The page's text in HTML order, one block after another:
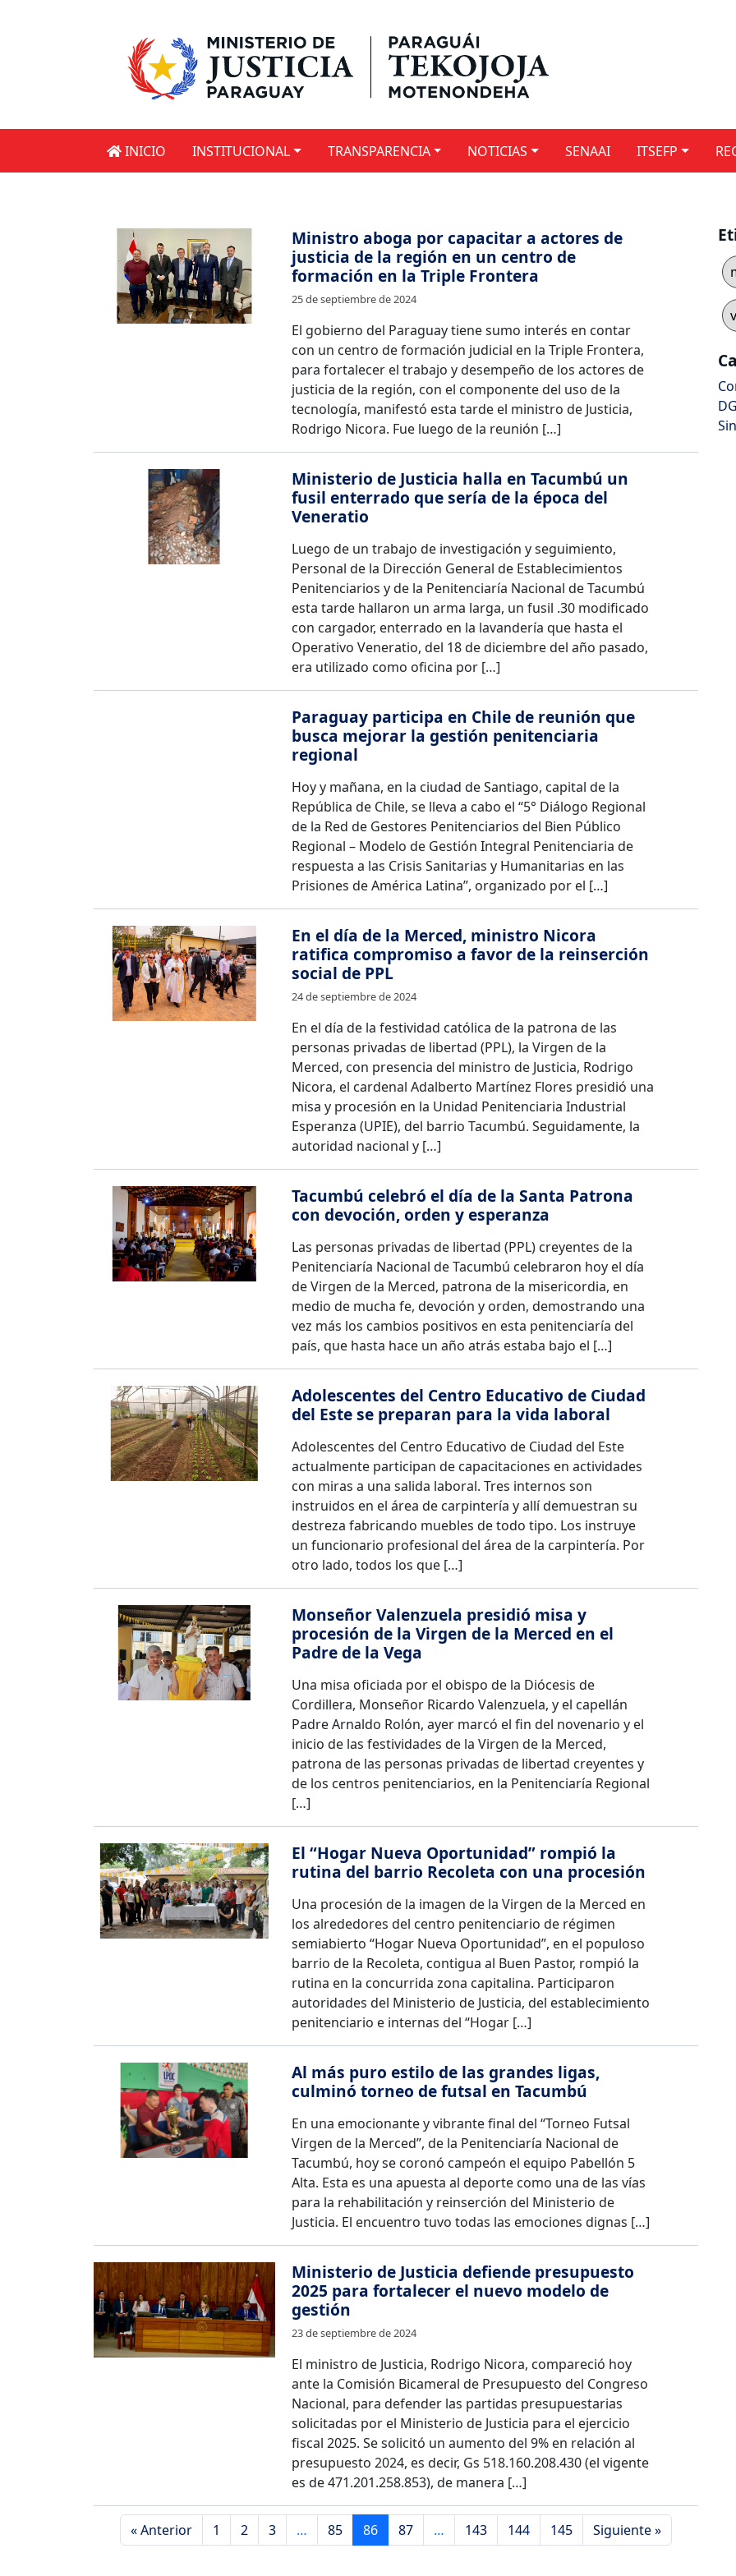
INICIO INSTITUCIONAL TRANSPARENCIA NOTICIAS SENAAI ITSEFP
Ministro aboga por capacitar a actores de
justicia de la región en un centro de
formación en la Triple Frontera
25 de septiembre de 2024
El gobierno del Paraguay tiene sumo interés en contar
con un centro de formación judicial en la Triple Frontera,
para fortalecer el trabajo y desempeño de los actores de
justicia de la región, con el componente del uso de la
tecnología, manifestó esta tarde el ministro de Justicia,
Rodrigo Nicora. Fue luego de la reunión […]
Ministerio de Justicia halla en Tacumbú un
fusil enterrado que sería de la época del
Veneratio
Luego de un trabajo de investigación y seguimiento,
Personal de la Dirección General de Establecimientos
Penitenciarios y de la Penitenciaría Nacional de Tacumbú
esta tarde hallaron un arma larga, un fusil .30 modificado
con cargador, enterrado en la lavandería que hasta el
Operativo Veneratio, del 18 de diciembre del año pasado,
era utilizado como oficina por […]
Paraguay participa en Chile de reunión que
busca mejorar la gestión penitenciaria
regional
Hoy y mañana, en la ciudad de Santiago, capital de la
República de Chile, se lleva a cabo el “5° Diálogo Regional
de la Red de Gestores Penitenciarios del Bien Público
Regional – Modelo de Gestión Integral Penitenciaria de
respuesta a las Crisis Sanitarias y Humanitarias en las
Prisiones de América Latina”, organizado por el […]
En el día de la Merced, ministro Nicora
ratifica compromiso a favor de la reinserción
social de PPL
24 de septiembre de 2024
En el día de la festividad católica de la patrona de las
personas privadas de libertad (PPL), la Virgen de la
Merced, con presencia del ministro de Justicia, Rodrigo
Nicora, el cardenal Adalberto Martínez Flores presidió una
misa y procesión en la Unidad Penitenciaria Industrial
Esperanza (UPIE), del barrio Tacumbú. Seguidamente, la
autoridad nacional y […]
Tacumbú celebró el día de la Santa Patrona
con devoción, orden y esperanza
Las personas privadas de libertad (PPL) creyentes de la
Penitenciaría Nacional de Tacumbú celebraron hoy el día
de Virgen de la Merced, patrona de la misericordia, en
medio de mucha fe, devoción y orden, demostrando una
vez más los cambios positivos en esta penitenciaría del
país, que hasta hace un año atrás estaba bajo el […]
Adolescentes del Centro Educativo de Ciudad
del Este se preparan para la vida laboral
Adolescentes del Centro Educativo de Ciudad del Este
actualmente participan de capacitaciones en actividades
con miras a una salida laboral. Tres internos son
instruidos en el área de carpintería y allí demuestran su
destreza fabricando muebles de todo tipo. Los instruye
un funcionario profesional del área de la carpintería. Por
otro lado, todos los que […]
Monseñor Valenzuela presidió misa y
procesión de la Virgen de la Merced en el
Padre de la Vega
Una misa oficiada por el obispo de la Diócesis de
Cordillera, Monseñor Ricardo Valenzuela, y el capellán
Padre Arnaldo Rolón, ayer marcó el fin del novenario y el
inicio de las festividades de la Virgen de la Merced,
patrona de las personas privadas de libertad creyentes y
de los centros penitenciarios, en la Penitenciaría Regional
[…]
El “Hogar Nueva Oportunidad” rompió la
rutina del barrio Recoleta con una procesión
Una procesión de la imagen de la Virgen de la Merced en
los alrededores del centro penitenciario de régimen
semiabierto “Hogar Nueva Oportunidad”, en el populoso
barrio de la Recoleta, contigua al Buen Pastor, rompió la
rutina en la concurrida zona capitalina. Participaron
autoridades del Ministerio de Justicia, del establecimiento
penitenciario e internas del “Hogar […]
Al más puro estilo de las grandes ligas,
culminó torneo de futsal en Tacumbú
En una emocionante y vibrante final del “Torneo Futsal
Virgen de la Merced”, de la Penitenciaría Nacional de
Tacumbú, hoy se coronó campeón el equipo Pabellón 5
Alta. Esta es una apuesta al deporte como una de las vías
para la rehabilitación y reinserción del Ministerio de
Justicia. El encuentro tuvo todas las emociones dignas […]
Ministerio de Justicia defiende presupuesto
2025 para fortalecer el nuevo modelo de
gestión
23 de septiembre de 2024
El ministro de Justicia, Rodrigo Nicora, compareció hoy
ante la Comisión Bicameral de Presupuesto del Congreso
Nacional, para defender las partidas presupuestarias
solicitadas por el Ministerio de Justicia para el ejercicio
fiscal 2025. Se solicitó un aumento del 9% en relación al
presupuesto 2024, es decir, Gs 518.160.208.430 (el vigente
es de 471.201.258.853), de manera […]
« Anterior 1 2 3 … 85 86 87 … 143 144 145 Siguiente »